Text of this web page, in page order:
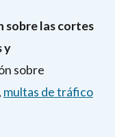
sobre las cortes
y
sobre
, multas de tráfico